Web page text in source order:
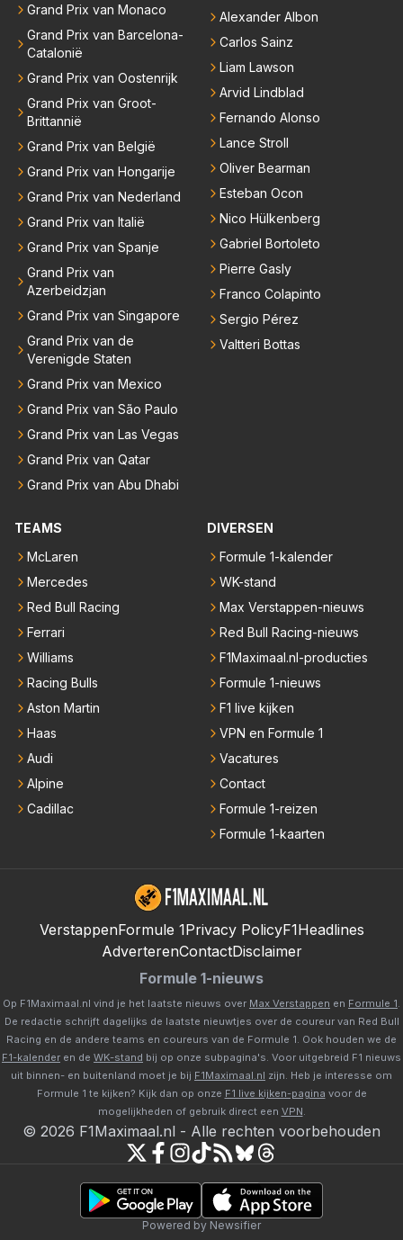
Grand Prix van Monaco
Grand Prix van Barcelona-
Catalonië
Grand Prix van Oostenrijk
Grand Prix van Groot-
Brittannië
Grand Prix van België
Grand Prix van Hongarije
Grand Prix van Nederland
Grand Prix van Italië
Grand Prix van Spanje
Grand Prix van
Azerbeidzjan
Grand Prix van Singapore
Grand Prix van de
Verenigde Staten
Grand Prix van Mexico
Grand Prix van São Paulo
Grand Prix van Las Vegas
Grand Prix van Qatar
Grand Prix van Abu Dhabi
Alexander Albon
Carlos Sainz
Liam Lawson
Arvid Lindblad
Fernando Alonso
Lance Stroll
Oliver Bearman
Esteban Ocon
Nico Hülkenberg
Gabriel Bortoleto
Pierre Gasly
Franco Colapinto
Sergio Pérez
Valtteri Bottas
TEAMS
McLaren
Mercedes
Red Bull Racing
Ferrari
Williams
Racing Bulls
Aston Martin
Haas
Audi
Alpine
Cadillac
DIVERSEN
Formule 1-kalender
WK-stand
Max Verstappen-nieuws
Red Bull Racing-nieuws
F1Maximaal.nl-producties
Formule 1-nieuws
F1 live kijken
VPN en Formule 1
Vacatures
Contact
Formule 1-reizen
Formule 1-kaarten
VerstappenFormule 1Privacy PolicyF1Headlines
AdverterenContactDisclaimer
Formule 1-nieuws
Op F1Maximaal.nl vind je het laatste nieuws over Max Verstappen en Formule 1.
De redactie schrijft dagelijks de laatste nieuwtjes over de coureur van Red Bull
Racing en de andere teams en coureurs van de Formule 1. Ook houden we de
F1-kalender en de WK-stand bij op onze subpagina's. Voor uitgebreid F1 nieuws
uit binnen- en buitenland moet je bij F1Maximaal.nl zijn. Heb je interesse om
Formule 1 te kijken? Kijk dan op onze F1 live kijken-pagina voor de
mogelijkheden of gebruik direct een VPN.
© 2026 F1Maximaal.nl - Alle rechten voorbehouden
Powered by Newsifier